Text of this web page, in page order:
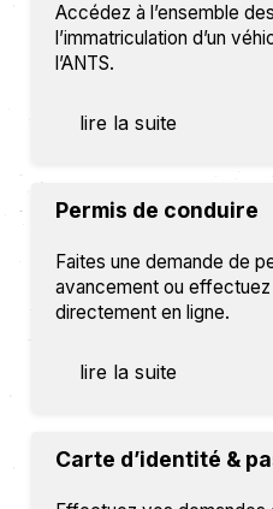
Accédez à l’ensemble
l’immatriculation d’un
l’ANTS.
lire la suite
Permis de conduire
Faites une demande de
avancement ou
directement en ligne.
lire la suite
Carte d’identité &